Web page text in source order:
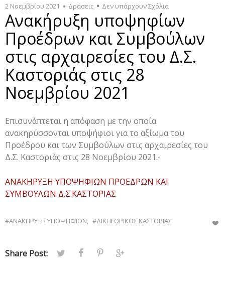
2 Νοεμβρίου 2021 Δράσεις Δεν υπάρχουν Σχόλια
Ανακήρυξη υποψηφίων
Προέδρων και Συμβούλων
στις αρχαιρεσίες του Δ.Σ.
Καστοριάς στις 28
Νοεμβρίου 2021
Επισυνάπτεται η απόφαση με την οποία
ανακηρύσσονται υποψήφιοι για το αξίωμα του
Προέδρου και των Συμβούλων στις αρχαιρεσίες του
Δ.Σ. Καστοριάς στις 28 Νοεμβρίου 2021.-
ΑΝΑΚΗΡΥΞΗ ΥΠΟΨΗΦΙΩΝ ΠΡΟΕΔΡΩΝ ΚΑΙ
ΣΥΜΒΟΥΛΩΝ Δ.Σ.ΚΑΣΤΟΡΙΑΣ
#ΑΝΑΚΗΡΥΞΗ ΥΠΟΨΗΦΙΩΝ #ΔΙΚΗΓΟΡΙΚΟΣ ΚΑΣΤΟΡΙΑΣ
Share Post: